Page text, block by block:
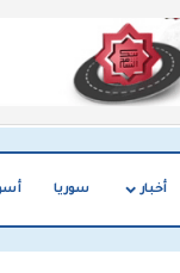
أخبار سوريا